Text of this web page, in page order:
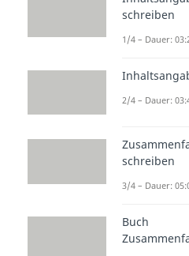
—
Weise
Diese
zeigen
„Das
schreiben
1/4 – Dauer:
2/4 – Dauer:
schreiben
3/4 – Dauer:
Buch